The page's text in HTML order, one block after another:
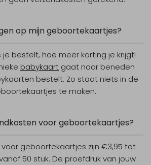
op mijn geboortekaartjes?
bestelt, hoe meer korting je krijgt!
babykaart gaat naar beneden
bestelt. Zo staat niets in de
te maken.
voor geboortekaartjes?
geboortekaartjes zijn €3,95 tot
50 stuk. De proefdruk van jouw